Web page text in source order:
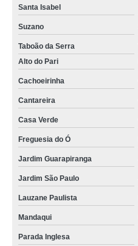
Santa Isabel
Suzano
Taboão da Serra
Alto do Pari
Cachoeirinha
Cantareira
Casa Verde
Freguesia do Ó
Jardim Guarapiranga
Jardim São Paulo
Lauzane Paulista
Mandaqui
Parada Inglesa